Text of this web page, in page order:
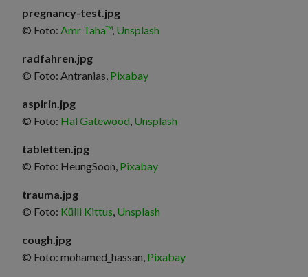
pregnancy-test.jpg
© Foto: Amr Taha™, Unsplash
radfahren.jpg
© Foto: Antranias, Pixabay
aspirin.jpg
© Foto: Hal Gatewood, Unsplash
tabletten.jpg
© Foto: HeungSoon, Pixabay
trauma.jpg
© Foto: Külli Kittus, Unsplash
cough.jpg
© Foto: mohamed_hassan, Pixabay